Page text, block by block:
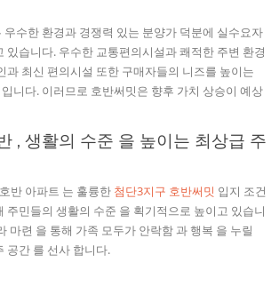
우수한 환경과 경쟁력 있는 분양가 덕분에 실수요자
있습니다. 우수한 교통편의시설과 쾌적한 주변 환경
과 최신 편의시설 또한 구매자들의 니즈를 높이는
니다. 이러므로 호반써밋은 향후 가치 상승이 예상
, 생활의 수준 을 높이는 최상급 주
반 아파트 는 훌륭한 첨단3지구 호반써밋 입지 조건
주민들의 생활의 수준 을 획기적으로 높이고 있습니
마련 을 통해 가족 모두가 안락함 과 행복 을 누릴
공간 를 선사 합니다.